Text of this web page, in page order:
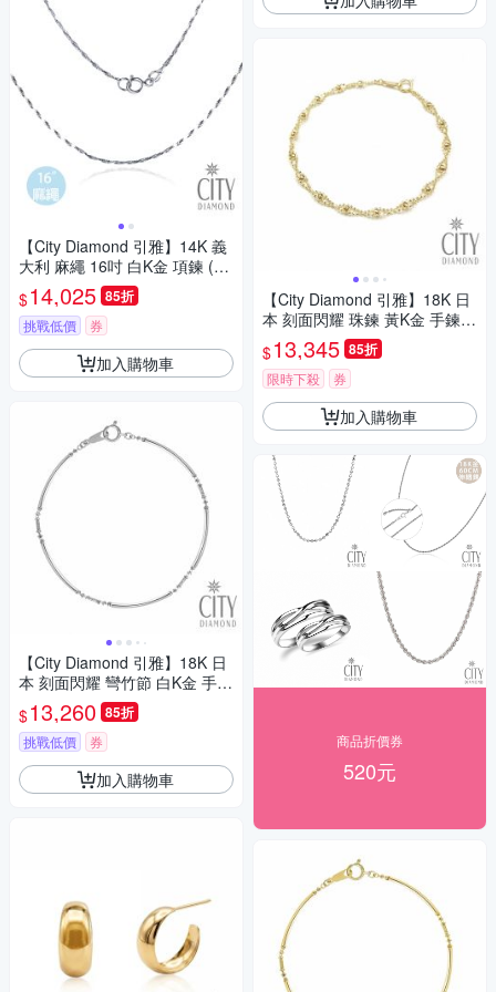
【City Diamond 引雅】14K 義
大利 麻繩 16吋 白K金 項鍊 (浮
光流影系列)
$14,025 85折
挑戰低價 券
加入購物車
【City Diamond 引雅】18K 日
本 刻面閃耀 彎竹節 白K金 手鍊
(東京Yuki表參道系列)
$13,260 85折
挑戰低價 券
加入購物車
【City Diamond 引雅】18K 日
本 刻面閃耀 珠鍊 黃K金 手鍊
(東京Yuki表參道系列)
$13,345 85折
限時下殺 券
加入購物車
商品折價券
520元